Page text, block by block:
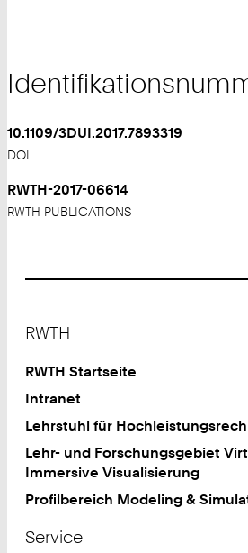
10.1109/3DUI.2017.7893319
DOI
RWTH-2017-06614
RWTH PUBLICATIONS
RWTH
RWTH Startseite
Intranet
Lehrstuhl für
Lehr- und Forschungsgebiet
Immersive Visualisierung
Profilbereich Modeling &
Service